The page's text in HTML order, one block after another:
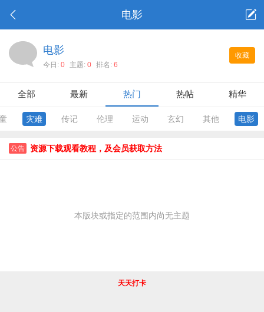
电影
收藏
电影
今日: 0 主题: 0 排名: 6
全部 最新 热门 热帖 精华
灾难 传记 伦理 运动 玄幻 其他 电影
公告 资源下载观看教程，及会员获取方法
本版块或指定的范围内尚无主题
天天打卡